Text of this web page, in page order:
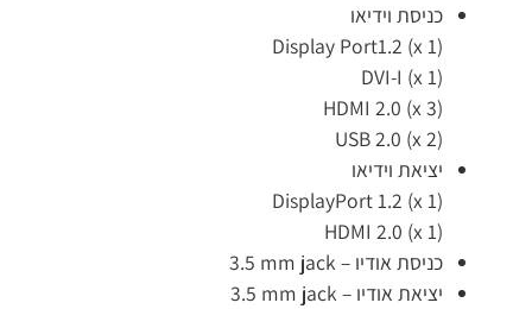
כניסת וידיאו
Display Port1.2 (x 1)
DVI-I (x 1)
HDMI 2.0 (x 3)
USB 2.0 (x 2)
יציאת וידיאו
DisplayPort 1.2 (x 1)
HDMI 2.0 (x 1)
כניסת אודיו –3.5 mm jack
יציאת אודיו –3.5 mm jack